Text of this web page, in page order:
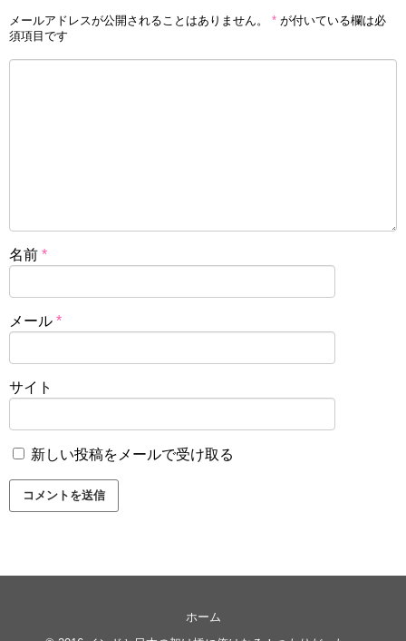
メールアドレスが公開されることはありません。 * が付いている欄は必
須項目です
名前 *
メール *
サイト
新しい投稿をメールで受け取る
ホーム